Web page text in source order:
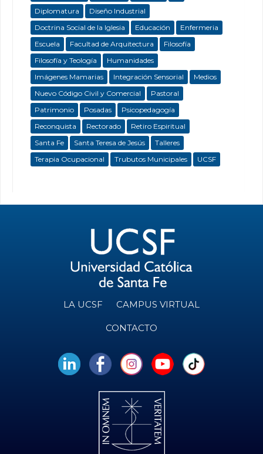
Diplomatura
Diseño Industrial
Doctrina Social de la Iglesia
Educación
Enfermeria
Escuela
Facultad de Arquitectura
Filosofía
Filosofía y Teología
Humanidades
Imágenes Mamarias
Integración Sensorial
Medios
Nuevo Código Civil y Comercial
Pastoral
Patrimonio
Posadas
Psicopedagogía
Reconquista
Rectorado
Retiro Espiritual
Santa Fe
Santa Teresa de Jesús
Talleres
Terapia Ocupacional
Trubutos Municipales UCSF
LA UCSF CAMPUS VIRTUAL
CONTACTO